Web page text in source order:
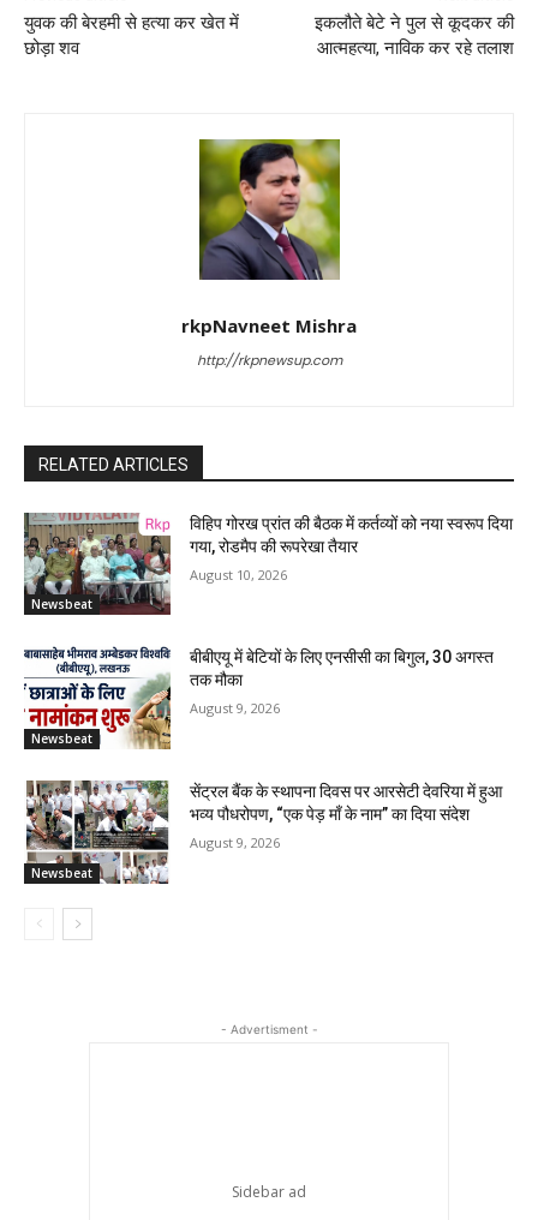
युवक की बेरहमी से हत्या कर खेत में
छोड़ा शव
इकलौते बेटे ने पुल से कूदकर की
आत्महत्या, नाविक कर रहे तलाश
rkpNavneet Mishra
http://rkpnewsup.com
RELATED ARTICLES
Newsbeat
विहिप गोरख प्रांत की बैठक में कर्तव्यों को नया स्वरूप दिया
गया, रोडमैप की रूपरेखा तैयार
August 10, 2026
Newsbeat
बीबीएयू में बेटियों के लिए एनसीसी का बिगुल, 30 अगस्त
तक मौका
August 9, 2026
Newsbeat
सेंट्रल बैंक के स्थापना दिवस पर आरसेटी देवरिया में हुआ
भव्य पौधरोपण, “एक पेड़ माँ के नाम” का दिया संदेश
August 9, 2026
- Advertisment -